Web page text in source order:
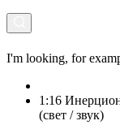
I'm looking, for
1:16
(свет / звук)